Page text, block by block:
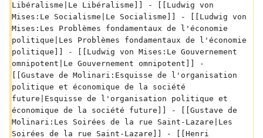
Libéralisme|Le Libéralisme]] - [[Ludwig von
Mises:Le Socialisme|Le Socialisme]] - [[Ludwig von
Mises:Les Problèmes fondamentaux de l'économie
politique|Les Problèmes fondamentaux de l'économie
politique]] - [[Ludwig von Mises:Le Gouvernement
omnipotent|Le Gouvernement omnipotent]] -
[[Gustave de Molinari:Esquisse de l'organisation
politique et économique de la société
future|Esquisse de l'organisation politique et
économique de la société future]] - [[Gustave de
Molinari:Les Soirées de la rue Saint-Lazare|Les
Soirées de la rue Saint-Lazare]] - [[Henri